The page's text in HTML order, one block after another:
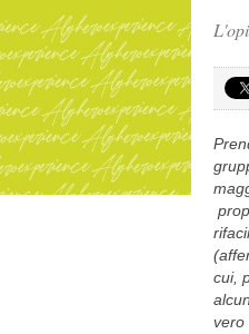
cui,
vero